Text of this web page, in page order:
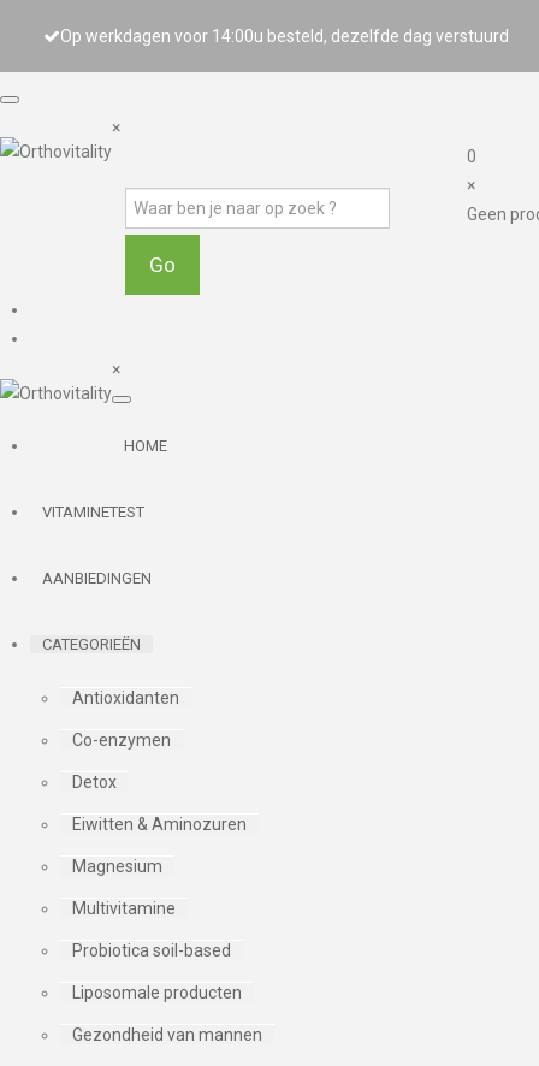
Op werkdagen voor 14:00u besteld, dezelfde dag verstuurd
×
0
×
Geen
×
HOME
VITAMINETEST
AANBIEDINGEN
CATEGORIEËN
Antioxidanten
Co-enzymen
Detox
Eiwitten & Aminozuren
Magnesium
Multivitamine
Probiotica soil-based
Liposomale producten
Gezondheid van mannen